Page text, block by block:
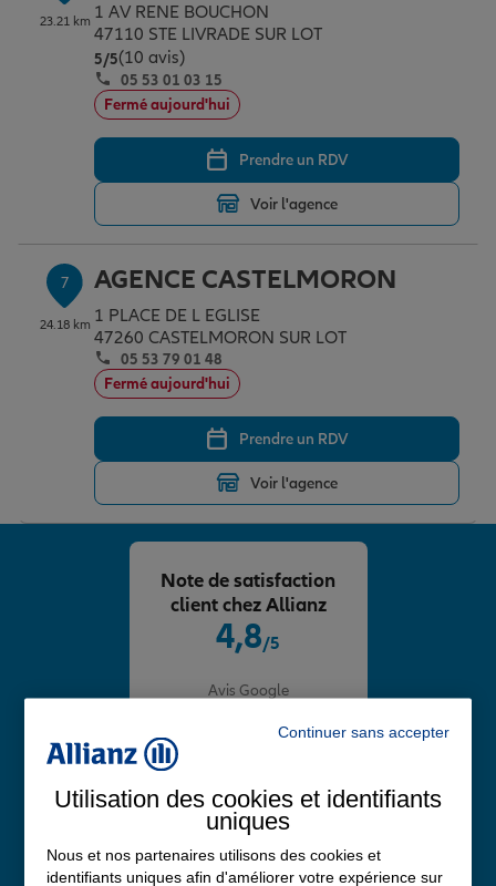
23.21 km 1 AV RENE BOUCHON
47110 STE LIVRADE SUR LOT
5/5Note de 5 sur 5
(10 avis)
05 53 01 03 15
Fermé aujourd'hui
Prendre un RDV
Voir l'agence
7
24.18 km
AGENCE CASTELMORON
1 PLACE DE L EGLISE
47260 CASTELMORON SUR LOT
05 53 79 01 48
Fermé aujourd'hui
Prendre un RDV
Voir l'agence
4,8/5
Avis Google
Note de satisfaction
client chez Allianz
Continuer sans accepter
Utilisation des cookies et identifiants
uniques
Nous et nos partenaires utilisons des cookies et
identifiants uniques afin d'améliorer votre expérience sur